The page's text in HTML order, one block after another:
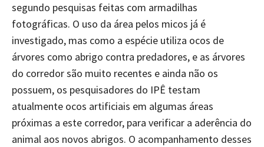
segundo pesquisas feitas com armadilhas
fotográficas. O uso da área pelos micos já é
investigado, mas como a espécie utiliza ocos de
árvores como abrigo contra predadores, e as árvores
do corredor são muito recentes e ainda não os
possuem, os pesquisadores do IPÊ testam
atualmente ocos artificiais em algumas áreas
próximas a este corredor, para verificar a aderência do
animal aos novos abrigos. O acompanhamento desses